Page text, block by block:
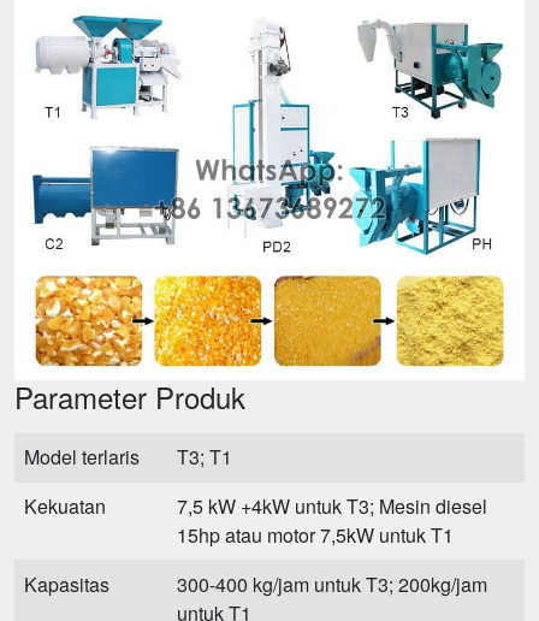
Parameter Produk
Model terlaris
T3; T1
Kekuatan
7,5 kW +4kW untuk T3; Mesin diesel
15hp atau motor 7,5kW untuk T1
Kapasitas
300-400 kg/jam untuk T3; 200kg/jam
untuk T1